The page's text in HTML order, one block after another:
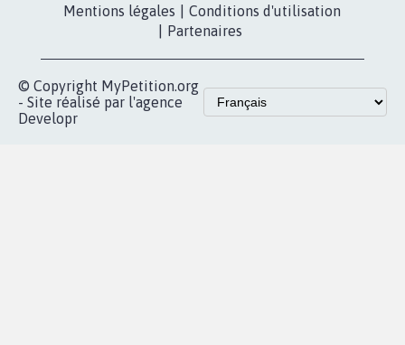
Mentions légales
Conditions d'utilisation
Partenaires
© Copyright MyPetition.org
- Site réalisé par l'agence
Developr